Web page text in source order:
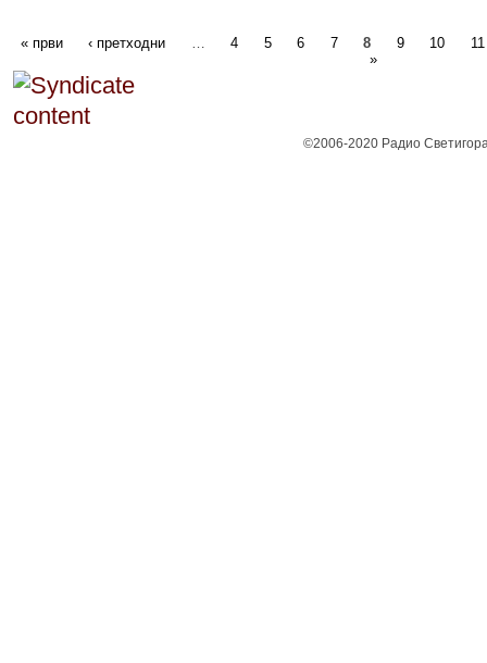
« први ‹ претходни … 4 5 6 7 8 9 10
11
»
©2006-2020 Радио